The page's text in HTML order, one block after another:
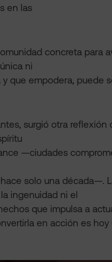
en las
concreta para
ni
que empodera, puede
surgió otra reflexión
—ciudades
solo una década—.
ingenuidad ni el
que impulsa a
en acción es hoy